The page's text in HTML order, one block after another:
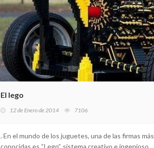
El lego
12 de Enero de 2014 7106
. En el mundo de los juguetes, una de las firmas más
conocidas es “Lego”, sistema creativo e ingenioso